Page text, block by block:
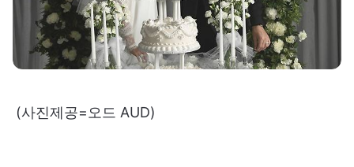
(사진제공=오드 AUD)